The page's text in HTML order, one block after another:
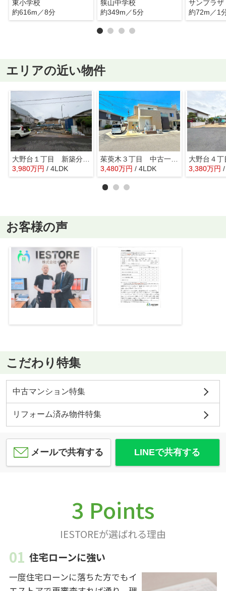
東小学校
約616m／8分
狭山中学校
約349m／5分
サンプラザ
約72m／1
エリアの近い物件
大野台１丁目 新築分譲住宅 全２区画
3,980万円 / 4LDK
茱萸木３丁目 中古一戸建
3,480万円 / 4LDK 3,380万円
お客様の声
こだわり特集
中古マンション特集
リフォーム済み物件特集
メールで共有する LINEで共有する
3 Points
IESTOREが選ばれる理由
住宅ローンに強い
一度住宅ローンに落ちた方でもイ